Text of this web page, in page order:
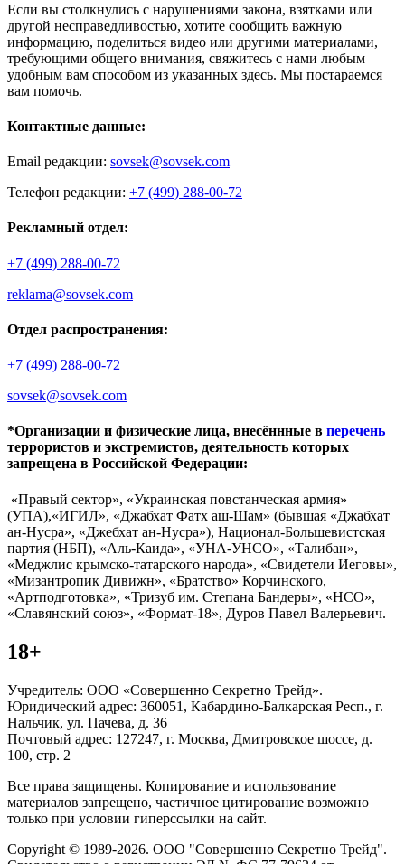
Если вы столкнулись с нарушениями закона, взятками или
другой несправедливостью, хотите сообщить важную
информацию, поделиться видео или другими материалами,
требующими общего внимания, свяжитесь с нами любым
удобным вам способом из указанных здесь. Мы постараемся
вам помочь.
Контактные данные:
Email редакции: sovsek@sovsek.com
Телефон редакции: +7 (499) 288-00-72
Рекламный отдел:
+7 (499) 288-00-72
reklama@sovsek.com
Отдел распространения:
+7 (499) 288-00-72
sovsek@sovsek.com
*Организации и физические лица, внесённные в перечень
террористов и экстремистов, деятельность которых
запрещена в Российской Федерации:
«Правый сектор», «Украинская повстанческая армия»
(УПА),«ИГИЛ», «Джабхат Фатх аш-Шам» (бывшая «Джабхат
ан-Нусра», «Джебхат ан-Нусра»), Национал-Большевистская
партия (НБП), «Аль-Каида», «УНА-УНСО», «Талибан»,
«Меджлис крымско-татарского народа», «Свидетели Иеговы»,
«Мизантропик Дивижн», «Братство» Корчинского,
«Артподготовка», «Тризуб им. Степана Бандеры», «НСО»,
«Славянский союз», «Формат-18», Дуров Павел Валерьевич.
18+
Учредитель: ООО «Совершенно Секретно Трейд».
Юридический адрес: 360051, Кабардино-Балкарская Респ., г.
Нальчик, ул. Пачева, д. 36
Почтовый адрес: 127247, г. Москва, Дмитровское шоссе, д.
100, стр. 2
Все права защищены. Копирование и использование
материалов запрещено, частичное цитирование возможно
только при условии гиперссылки на сайт.
Copyright © 1989-2026. ООО "Совершенно Секретно Трейд".